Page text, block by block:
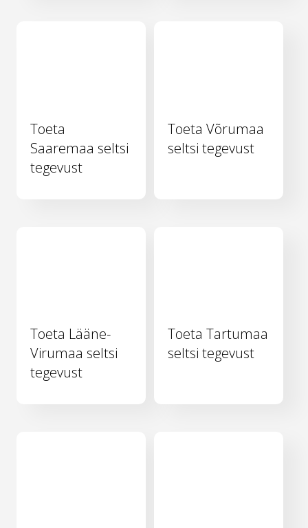
Toeta
Saaremaa seltsi
tegevust
Toeta Võrumaa
seltsi tegevust
Toeta Lääne-
Virumaa seltsi
tegevust
Toeta Tartumaa
seltsi tegevust